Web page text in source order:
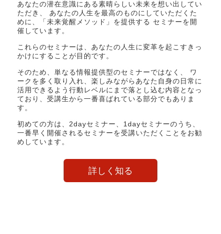
あなたの潜在意識にある素晴らしい未来を想い出してい
ただき、 あなたの人生を最高のものにしていただくた
めに、「未来覚醒メソッド」を提供する セミナーを開
催しています。
これらのセミナーは、あなたの人生に変革を起こすきっ
かけにすることが目的です。
そのため、単なる情報提供型のセミナーではなく、 ワ
ークを多く取り入れ、楽しみながらあなた自身の日常に
活用できるよう行動レベルにまで落とし込む内容となっ
ており、受講生から一番喜ばれている部分でもありま
す。
初めての方は、2dayセミナー、1dayセミナーのうち、
一番早く開催されるセミナーを受講いただくことをお勧
めしています。
詳しく知る